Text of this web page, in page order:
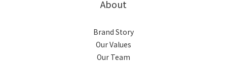
About
Brand Story
Our Values
Our Team